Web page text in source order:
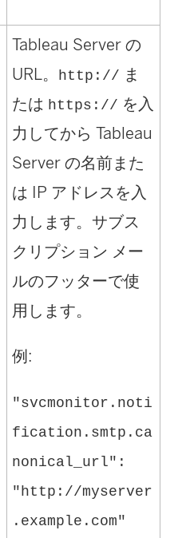
Tableau Server の
URL。
http:// ま
たは https:// を入
力してから Tableau
Server の名前また
は IP アドレスを入
力します。サブス
クリプション メー
ルのフッターで使
用します。
例:
"svcmonitor.noti
fication.smtp.ca
nonical_url":
"http://myserver
.example.com"